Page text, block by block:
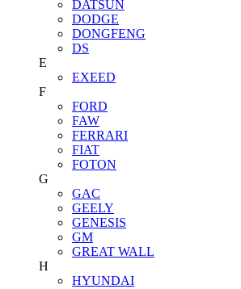
DATSUN
DODGE
DONGFENG
DS
E
EXEED
F
FORD
FAW
FERRARI
FIAT
FOTON
G
GAC
GEELY
GENESIS
GM
GREAT WALL
H
HYUNDAI